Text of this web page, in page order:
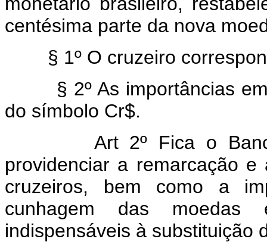
centésima parte da nova
§ 1º O cruzeiro
§ 2º As importâncias em
do símbolo Cr$.
Art 2º Fica o
providenciar a remarcação
cruzeiros, bem como a
cunhagem das moedas
indispensáveis à substituição